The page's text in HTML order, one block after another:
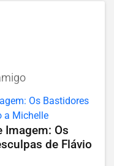
Imagem: Os
de Flávio